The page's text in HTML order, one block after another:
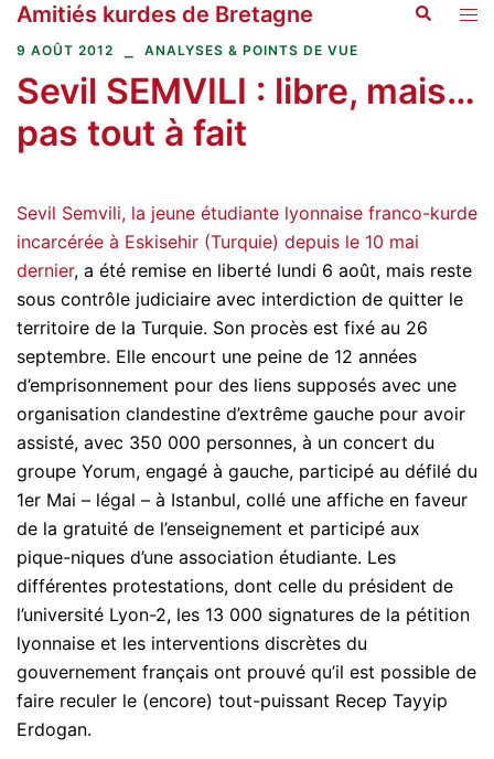
Aller
au
Amitiés kurdes de Bretagne
9 AOÛT 2012 ANALYSES & POINTS DE VUE
Sevil SEMVILI : libre, mais…
pas tout à fait
Sevil Semvili, la jeune étudiante lyonnaise franco-kurde
incarcérée à Eskisehir (Turquie) depuis le 10 mai
dernier, a été remise en liberté lundi 6 août, mais reste
sous contrôle judiciaire avec interdiction de quitter le
territoire de la Turquie. Son procès est fixé au 26
septembre. Elle encourt une peine de 12 années
d’emprisonnement pour des liens supposés avec une
organisation clandestine d’extrême gauche pour avoir
assisté, avec 350 000 personnes, à un concert du
groupe Yorum, engagé à gauche, participé au défilé du
1er Mai – légal – à Istanbul, collé une affiche en faveur
de la gratuité de l’enseignement et participé aux
pique-niques d’une association étudiante. Les
différentes protestations, dont celle du président de
l’université Lyon-2, les 13 000 signatures de la pétition
lyonnaise et les interventions discrètes du
gouvernement français ont prouvé qu’il est possible de
faire reculer le (encore) tout-puissant Recep Tayyip
Erdogan.